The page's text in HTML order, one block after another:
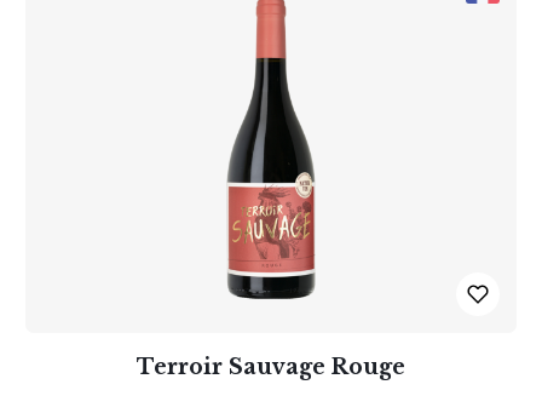
Terroir Sauvage Rouge